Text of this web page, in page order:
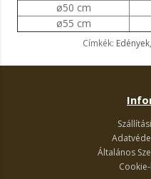
ø50 cm
ø55 cm
Címkék: Edények,
Általános